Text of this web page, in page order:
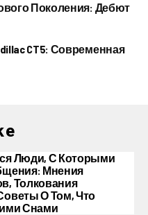
Поколения: Дебют
CT5: Современная
Люди, С Которыми
Мнения
Толкования
О Том, Что
Снами